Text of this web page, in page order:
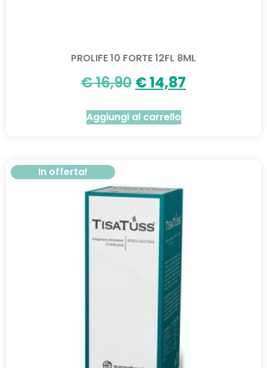
PROLIFE 10 FORTE 12FL 8ML
€16,90 €14,87
Aggiungi al carrello
In offerta!